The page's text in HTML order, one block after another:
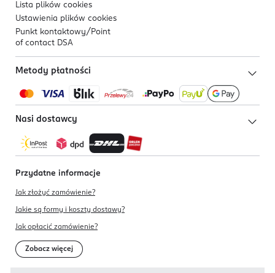
Lista plików cookies
Ustawienia plików cookies
Punkt kontaktowy/ Point
of contact DSA
Metody płatności
Nasi dostawcy
Przydatne informacje
Jak złożyć zamówienie?
Jakie są formy i koszty dostawy?
Jak opłacić zamówienie?
Zobacz więcej